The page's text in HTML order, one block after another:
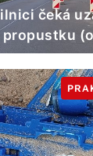
čeká